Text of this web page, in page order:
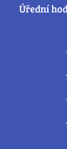
Úřední